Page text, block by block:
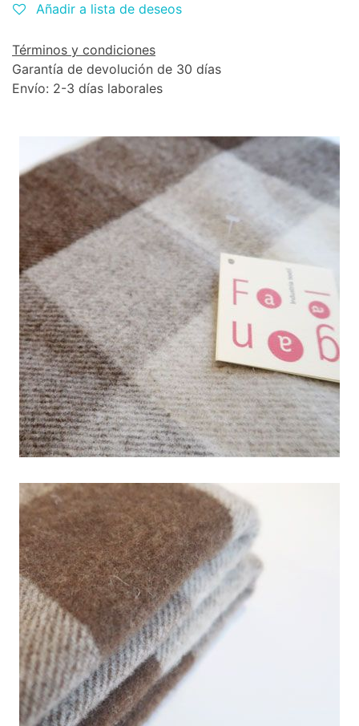
Añadir a lista de deseos
Términos y condiciones
Garantía de devolución de 30 días
Envío: 2-3 días laborales